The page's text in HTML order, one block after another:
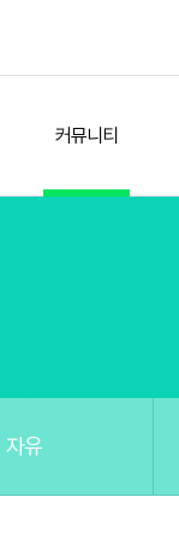
커뮤니티
게임 플레이 버그 제보
자유